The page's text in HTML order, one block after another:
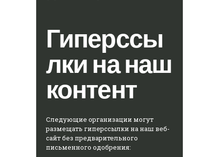
Гиперссы
лки на наш
контент
Следующие организации могут
размещать гиперссылки на наш веб-
сайт без предварительного
письменного одобрения: